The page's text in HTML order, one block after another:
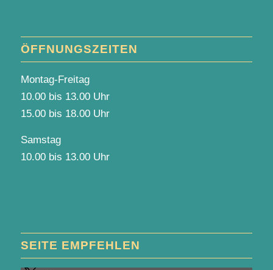
ÖFFNUNGSZEITEN
Montag-Freitag
10.00 bis 13.00 Uhr
15.00 bis 18.00 Uhr
Samstag
10.00 bis 13.00 Uhr
SEITE EMPFEHLEN